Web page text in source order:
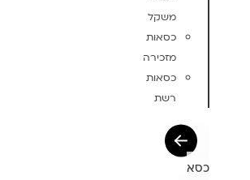
משקל
כסאות
מזכירה
כסאות
רשת
כסא